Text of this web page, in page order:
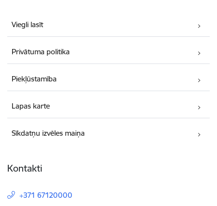
Viegli lasīt
Privātuma politika
Piekļūstamība
Lapas karte
Sīkdatņu izvēles maiņa
Kontakti
+371 67120000